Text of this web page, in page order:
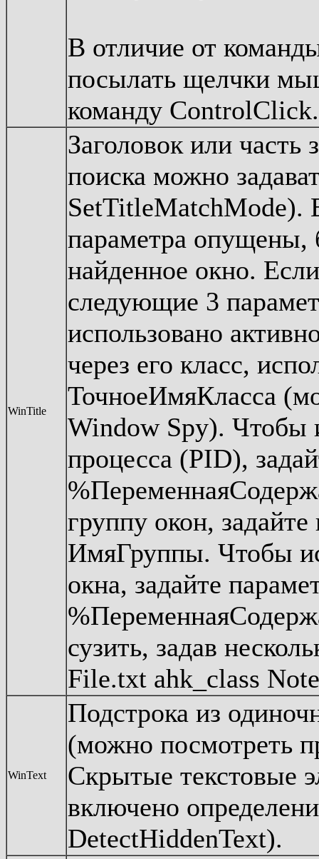
В отличие от
посылать щелчки
команду ControlClick.
WinTitle
Заголовок или часть
поиска можно
SetTitleMatchMode).
параметра опущены,
найденное окно.
следующие 3
использовано
через его класс,
ТочноеИмяКласса
Window Spy). Чтобы
процесса (PID),
группу окон,
ИмяГруппы. Чтобы
окна, задайте
сузить, задав
File.txt ahk_class
WinText
Подстрока из
(можно посмотреть
Скрытые текстовые
включено
DetectHiddenText).